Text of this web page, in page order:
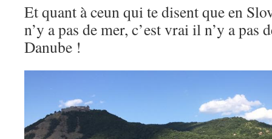
Et quant à ceun qui te disent que en
n’y a pas de mer, c’est vrai il n’y a pas
Danube !